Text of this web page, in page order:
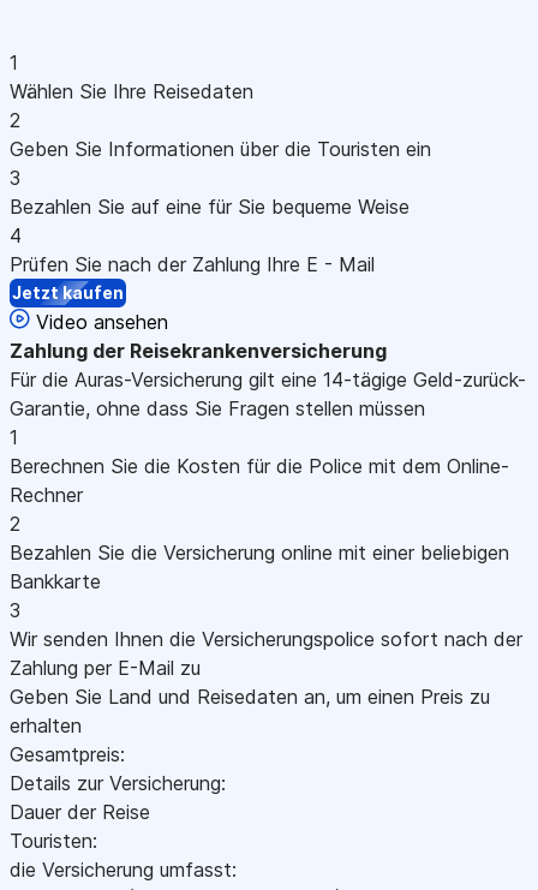
1
Wählen Sie Ihre Reisedaten
2
Geben Sie Informationen über die Touristen ein
3
Bezahlen Sie auf eine für Sie bequeme Weise
4
Prüfen Sie nach der Zahlung Ihre E - Mail
Jetzt kaufen
Video ansehen
Zahlung der Reisekrankenversicherung
Für die Auras-Versicherung gilt eine 14-tägige Geld-zurück-
Garantie, ohne dass Sie Fragen stellen müssen
1
Berechnen Sie die Kosten für die Police mit dem Online-
Rechner
2
Bezahlen Sie die Versicherung online mit einer beliebigen
Bankkarte
3
Wir senden Ihnen die Versicherungspolice sofort nach der
Zahlung per E-Mail zu
Geben Sie Land und Reisedaten an, um einen Preis zu
erhalten
Gesamtpreis:
Details zur Versicherung:
Dauer der Reise
Touristen:
die Versicherung umfasst: